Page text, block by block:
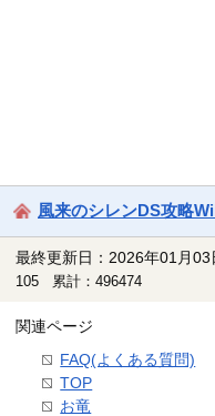
風来のシレンDS攻略
最終更新日：2026年01月
105 累計：496474
関連ページ
FAQ(よくある質問)
TOP
お竜